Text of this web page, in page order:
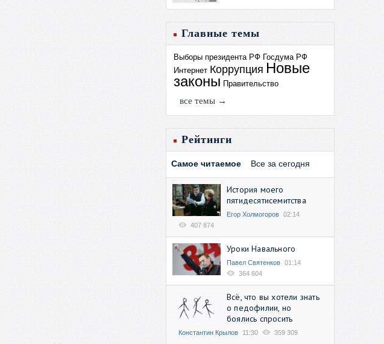
Главные темы
Выборы президента РФ Госдума РФ
Интернет Коррупция Новые
законы Правительство
все темы →
Рейтинги
Самое читаемое Все за сегодня
История моего
пятидесятисемитства
Егор Холмогоров 02:14
407 874
Уроки Навального
Павел Святенков 01:14
364 604
Всё, что вы хотели знать
о педофилии, но
боялись спросить
Константин Крылов 11:30 359 309